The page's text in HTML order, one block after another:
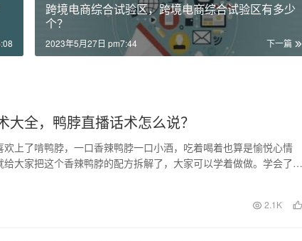
跨境电商综合试验区，跨境电商综合试验区有多少
个？
下一篇
2023年5月27日 pm7:44
大全，鸭脖直播话术怎么说？
欢上了啃鸭脖，一口香辣鸭脖一口小酒，吃着喝着也算是愉悦心情
给大家把这个香辣鸭脖的配方拆解了，大家可以学着做做。学会了自
2.1K